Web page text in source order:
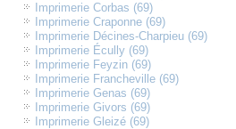
Imprimerie Corbas (69)
Imprimerie Craponne (69)
Imprimerie Décines-Charpieu (69)
Imprimerie Écully (69)
Imprimerie Feyzin (69)
Imprimerie Francheville (69)
Imprimerie Genas (69)
Imprimerie Givors (69)
Imprimerie Gleizé (69)